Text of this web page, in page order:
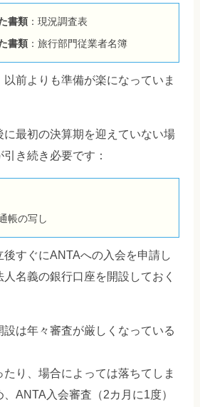
書類：現況調査表
書類：旅行部門従業者名簿
前よりも準備が楽になっていま
に最初の決算期を迎えていない場
き続き必要です：
帳の写し
後すぐにANTAへの入会を申請し
名義の銀行口座を開設しておく
は年々審査が厳しくなっている
り、場合によっては落ちてしま
ANTA入会審査（2カ月に1度）